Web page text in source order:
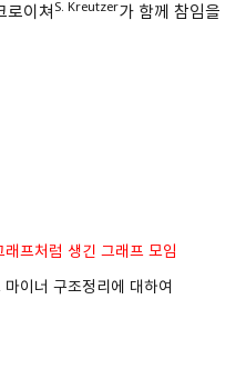
로이쳐S. Kreutzer가 함께 참임을
프처럼 생긴 그래프 모임
이너 구조정리에 대하여